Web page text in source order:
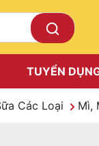
TUYỂN
Các Loại Mì,